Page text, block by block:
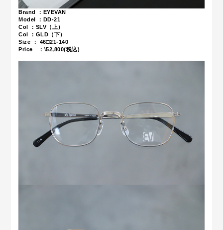
Brand ：EYEVAN
Model ：DD-21
Col ：SLV（上）
Col ：GLD（下）
Size ：
46□21-140
Price ：\52,800(税込)